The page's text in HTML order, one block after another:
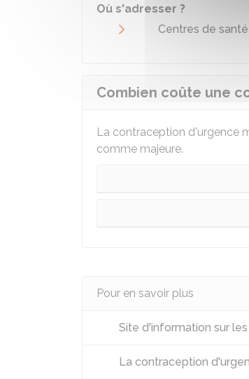
Où s'adresser ?
Centres de
Combien coûte une
La contraception d'urgence
comme majeure.
Pour en savoir plus
Site d'information sur
La contraception